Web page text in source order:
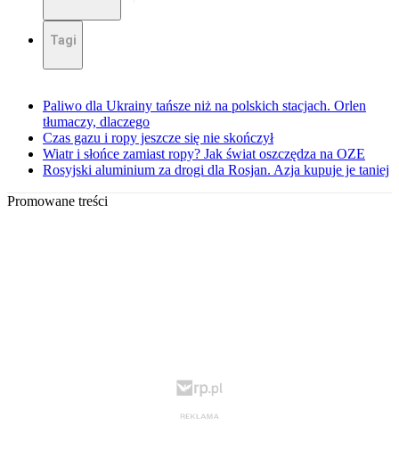
Tagi
Paliwo dla Ukrainy tańsze niż na polskich stacjach. Orlen
tłumaczy, dlaczego
Czas gazu i ropy jeszcze się nie skończył
Wiatr i słońce zamiast ropy? Jak świat oszczędza na OZE
Rosyjski aluminium za drogi dla Rosjan. Azja kupuje je taniej
Promowane treści